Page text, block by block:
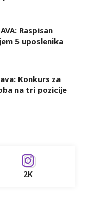
Raspisan
5 uposlenika
Konkurs za
na tri pozicije
2K